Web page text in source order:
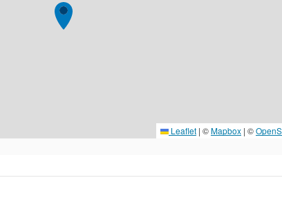
Leaflet | ©Mapbox | ©